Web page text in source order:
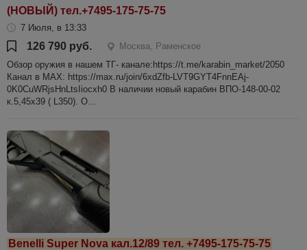
(НОВЫЙ) тел.+7495-175-75-75
7 Июля, в 13:33
126 790 руб.
Москва, Раменское
Обзор оружия в нашем ТГ- канале:https://t.me/karabin_market/2050
Канал в МАХ: https://max.ru/join/6xdZfb-LVT9GYT4FnnEAj-
0K0CuWRjsHnLtsIiocxh0 В наличии новый карабин ВПО-148-00-02
к.5,45х39 ( L350). О...
Benelli Super Nova кал.12/89 тел. +7495-175-75-75